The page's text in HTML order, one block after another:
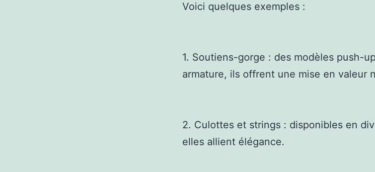
Voici quelques exemples :
1. Soutiens-gorge : des modèles push-
armature, ils offrent une mise en valeur
2. Culottes et strings : disponibles en
elles allient élégance.